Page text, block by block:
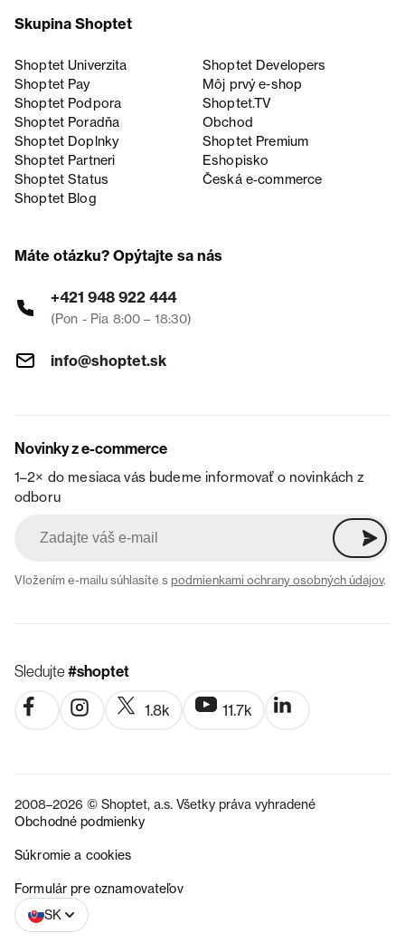
Skupina Shoptet
Shoptet Univerzita
Shoptet Developers
Shoptet Pay
Môj prvý e-shop
Shoptet Podpora
Shoptet.TV
Shoptet Poradňa
Obchod
Shoptet Doplnky
Shoptet Premium
Shoptet Partneri
Eshopisko
Shoptet Status
Česká e‑commerce
Shoptet Blog
Máte otázku? Opýtajte sa nás
+421 948 922 444
(Pon - Pia 8:00 – 18:30)
info@shoptet.sk
Novinky z e-commerce
1–2× do mesiaca vás budeme informovať o novinkách z
odboru
Vložením e-mailu súhlasíte spodmienkami ochrany osobných údajov.
Sledujte#shoptet
1.8k 11.7k
2008–2026 © Shoptet, a.s. Všetky práva vyhradené
Obchodné podmienky
Súkromie a cookies
Formulár pre oznamovateľov
SK